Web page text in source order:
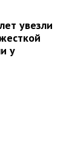
увезли
у